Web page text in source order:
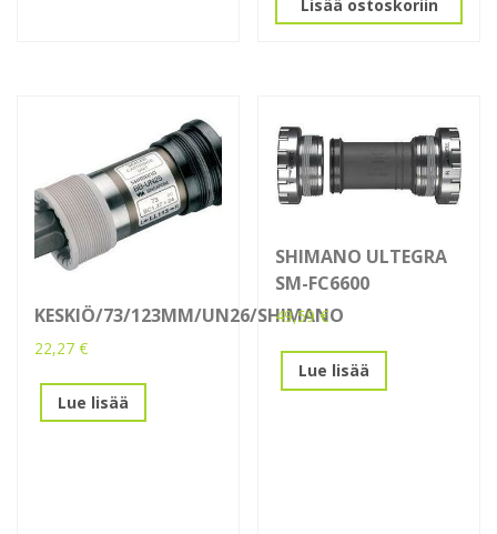
Lisää ostoskoriin
KESKIÖ/73/123MM/UN26/SHIMANO
22,27 €
Lue lisää
SHIMANO ULTEGRA
SM-FC6600
49,59€
Lue lisää